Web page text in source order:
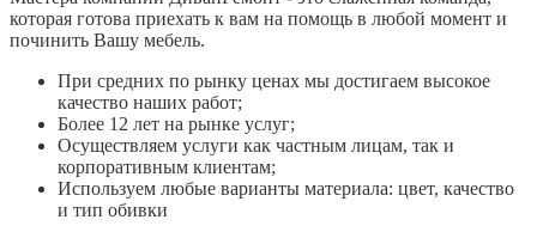
которая готова приехать к вам на помощь в любой момент и
починить Вашу мебель.
При средних по рынку ценах мы достигаем высокое
качество наших работ;
Более 12 лет на рынке услуг;
Осуществляем услуги как частным лицам, так и
корпоративным клиентам;
Используем любые варианты материала: цвет, качество
и тип обивки